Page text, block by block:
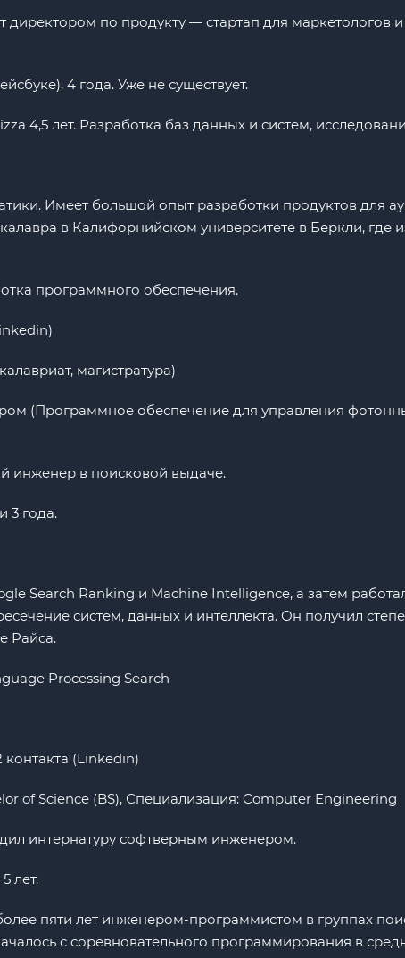
директором по продукту — стартап для маркетологов
4 года. Уже не существует.
4,5 лет. Разработка баз данных и систем,
Имеет большой опыт разработки продуктов для
в Калифорнийском университете в Беркли, где
программного обеспечения.
магистратура)
(Программное обеспечение для управления
инженер в поисковой выдаче.
3 года.
Search Ranking и Machine Intelligence, а затем
систем, данных и интеллекта. Он получил
Райса.
Processing Search
(Linkedin)
of Science (BS), Специализация: Computer Engineering
интернатуру софтверным инженером.
лет.
пяти лет инженером-программистом в группах
с соревновательного программирования в